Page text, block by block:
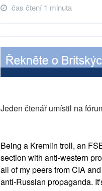
čas čtení 1 minuta
Jeden čtenář umístil na
Being a Kremlin troll, an
section with anti-western
all of my peers from CIA
anti-Russian propaganda.